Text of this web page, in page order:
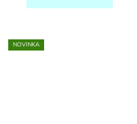
NOVINKA